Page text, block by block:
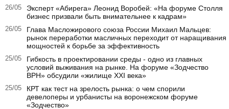
26/05
Эксперт «Абирега» Леонид Воробей: «На форуме Столля
бизнес призвали быть внимательнее к кадрам»
26/05
Глава Масложирового союза России Михаил Мальцев:
рынок переработки масличных переходит от наращивания
мощностей к борьбе за эффективность
25/05
Гибкость в проектировании среды - одно из главных
условий выживания на рынке. На форуме «Зодчество
ВРН» обсудили «жилище XXI века»
25/05
КРТ как тест на зрелость рынка: о чем спорили
девелоперы и урбанисты на воронежском форуме
«Зодчество»